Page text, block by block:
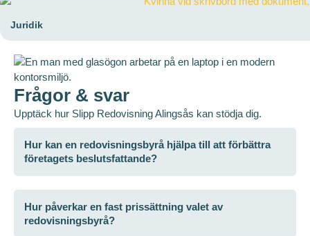
Juridik
Frågor & svar
Upptäck hur Slipp Redovisning Alingsås kan stödja dig.
Hur kan en redovisningsbyrå hjälpa till att förbättra
företagets beslutsfattande?
Hur påverkar en fast prissättning valet av
redovisningsbyrå?